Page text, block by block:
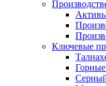
Ключевые